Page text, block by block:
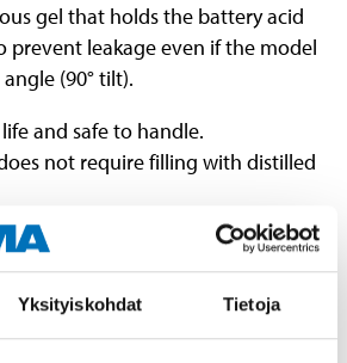
Yksityiskohdat Tietoja
gel that holds the battery acid
prevent leakage even if the model
(90° tilt).
and safe to handle.
not require filling with distilled
other gas can leak out.
neither gas nor caustic vapour
to access spaces.
discharging cycles than